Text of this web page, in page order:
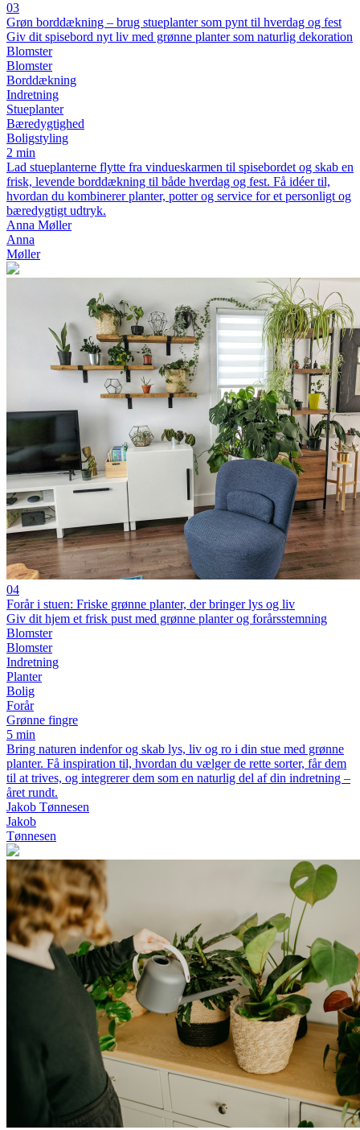
03
Grøn borddækning – brug stueplanter som pynt til hverdag og fest
Giv dit spisebord nyt liv med grønne planter som naturlig dekoration
Blomster
Blomster
Borddækning
Indretning
Stueplanter
Bæredygtighed
Boligstyling
2 min
Lad stueplanterne flytte fra vindueskarmen til spisebordet og skab en
frisk, levende borddækning til både hverdag og fest. Få idéer til,
hvordan du kombinerer planter, potter og service for et personligt og
bæredygtigt udtryk.
Anna Møller
Anna
Møller
04
Forår i stuen: Friske grønne planter, der bringer lys og liv
Giv dit hjem et frisk pust med grønne planter og forårsstemning
Blomster
Blomster
Indretning
Planter
Bolig
Forår
Grønne fingre
5 min
Bring naturen indenfor og skab lys, liv og ro i din stue med grønne
planter. Få inspiration til, hvordan du vælger de rette sorter, får dem
til at trives, og integrerer dem som en naturlig del af din indretning –
året rundt.
Jakob Tønnesen
Jakob
Tønnesen